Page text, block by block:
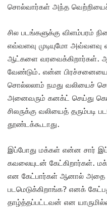
சொல்வார்கள் அந்த வெற்றியைச்
சில படங்களுக்கு விளம்பரம்
எவ்வளவு முடியுமோ அவ்வளவு
ஆட்களை வரவைக்கிறார்கள்.
வேண்டும். என்ன பிரச்சனையை
சொல்லலாம் நமது வலியைச்
அனைவரும் கனக்ட் செய்து
சிலருக்கு வலியைத்
தூண்டக்கூடாது.
இப்போது மக்கள் என்ன சார்
கவலையுடன் கேட்கிறார்கள்.
என கேட்பார்கள் ஆனால் அதை
படமெடுக்கிறாங்க? எனக்
தாழ்த்தப்பட்டவன் என